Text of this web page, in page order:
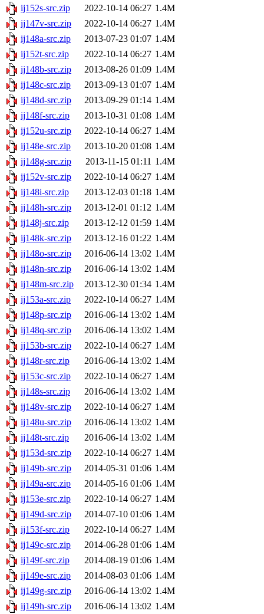
ij152s-src.zip 2022-10-14 06:27 1.4M
ij147v-src.zip
2022-10-14 06:27 1.4M
ij148a-src.zip
2013-07-23 01:07 1.4M
ij152t-src.zip
2022-10-14 06:27 1.4M
ij148b-src.zip
2013-08-26 01:09 1.4M
ij148c-src.zip
2013-09-13 01:07 1.4M
ij148d-src.zip
2013-09-29 01:14 1.4M
ij148f-src.zip
2013-10-31 01:08 1.4M
ij152u-src.zip
2022-10-14 06:27 1.4M
ij148e-src.zip
2013-10-20 01:08 1.4M
ij148g-src.zip
2013-11-15 01:11 1.4M
ij152v-src.zip
2022-10-14 06:27 1.4M
ij148i-src.zip
2013-12-03 01:18 1.4M
ij148h-src.zip
2013-12-01 01:12 1.4M
ij148j-src.zip
2013-12-12 01:59 1.4M
ij148k-src.zip
2013-12-16 01:22 1.4M
ij148o-src.zip
2016-06-14 13:02 1.4M
ij148n-src.zip
2016-06-14 13:02 1.4M
ij148m-src.zip
2013-12-30 01:34 1.4M
ij153a-src.zip
2022-10-14 06:27 1.4M
ij148p-src.zip
2016-06-14 13:02 1.4M
ij148q-src.zip
2016-06-14 13:02 1.4M
ij153b-src.zip
2022-10-14 06:27 1.4M
ij148r-src.zip
2016-06-14 13:02 1.4M
ij153c-src.zip
2022-10-14 06:27 1.4M
ij148s-src.zip
2016-06-14 13:02 1.4M
ij148v-src.zip
2022-10-14 06:27 1.4M
ij148u-src.zip
2016-06-14 13:02 1.4M
ij148t-src.zip
2016-06-14 13:02 1.4M
ij153d-src.zip
2022-10-14 06:27 1.4M
ij149b-src.zip
2014-05-31 01:06 1.4M
ij149a-src.zip
2014-05-16 01:06 1.4M
ij153e-src.zip
2022-10-14 06:27 1.4M
ij149d-src.zip
2014-07-10 01:06 1.4M
ij153f-src.zip
2022-10-14 06:27 1.4M
ij149c-src.zip
2014-06-28 01:06 1.4M
ij149f-src.zip
2014-08-19 01:06 1.4M
ij149e-src.zip
2014-08-03 01:06 1.4M
ij149g-src.zip
2016-06-14 13:02 1.4M
ij149h-src.zip
2016-06-14 13:02 1.4M